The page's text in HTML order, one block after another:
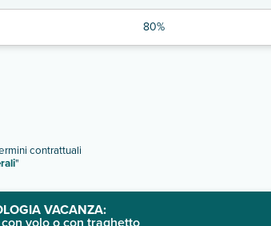
80%
contrattuali
"
VACANZA: